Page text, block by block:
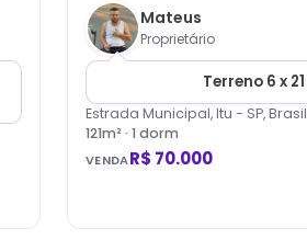
Mateus
Proprietário
Terreno 6 x 21
Estrada Municipal, Itu - SP, Brasil
121m² · 1 dorm
VENDAR$ 70.000